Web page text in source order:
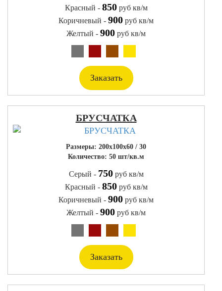
Красный - 850руб кв/м
Коричневый - 900 руб кв/м
Желтый - 900 руб кв/м
Заказать
БРУСЧАТКА
Размеры: 200x100x60 / 30
Количество: 50 шт/кв.м
Серый - 750руб кв/м
Красный - 850руб кв/м
Коричневый - 900 руб кв/м
Желтый - 900 руб кв/м
Заказать